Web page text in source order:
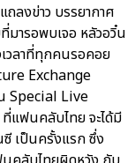
ลงข่าว บรรยากาศ
ารอพบเจอ หลัวอวิ๋น
วลาที่ทุกคนรอคอย
Exchange
Special Live
แฟนคลับไทย จะได้มี
ซี เป็นครั้งแรก ซึ่ง